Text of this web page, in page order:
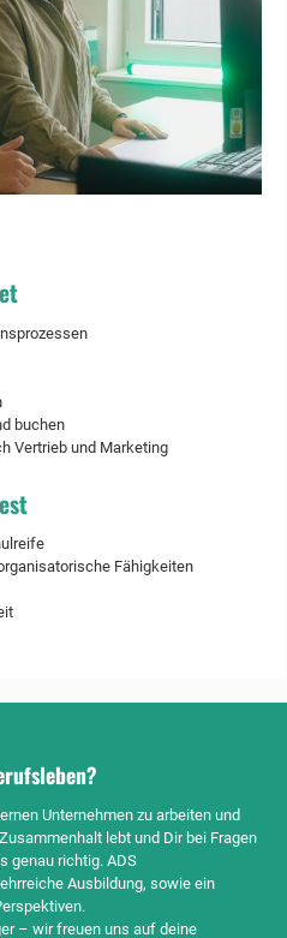
buchen
Vertrieb und Marketing
Fähigkeiten
Unternehmen zu arbeiten und
lebt und Dir bei Fragen
genau richtig. ADS
Ausbildung, sowie ein
– wir freuen uns auf deine